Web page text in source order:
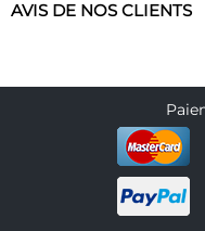
AVIS DE NOS CLIENTS